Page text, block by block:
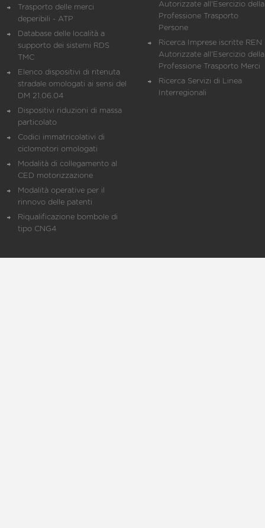
Trasporto delle merci
deperibili - ATP
Database delle località a
supporto dei sistemi RDS
TMC
Elenco dispositivi di ritenuta
stradale omologati ai sensi del
DM 21.06.04
Dispositivi riduzioni di massa
particolato
Codici immatricolativi di
ciclomotori omologati
Modalità di collegamento al
CED motorizzazione
Modalità operative per il
rinnovo delle patenti
Riqualificazione bombole di
tipo CNG4
Autorizzate all'Esercizio della
Professione Trasporto
Persone
Ricerca Imprese iscritte REN
Autorizzate all'Esercizio della
Professione Trasporto Merci
Ricerca Servizi di Linea
Interregionali